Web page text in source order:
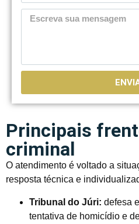
Principais
criminal
O atendimento é voltado a
resposta técnica e
Tribunal do Júri: defesa
tentativa de homicídio e